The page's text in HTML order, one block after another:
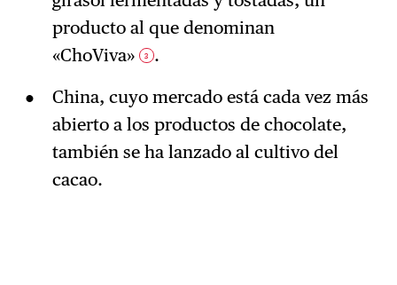
producto al que denominan
«ChoViva»
3 .
China, cuyo mercado está cada vez más
abierto a los productos de chocolate,
también se ha lanzado al cultivo del
cacao.